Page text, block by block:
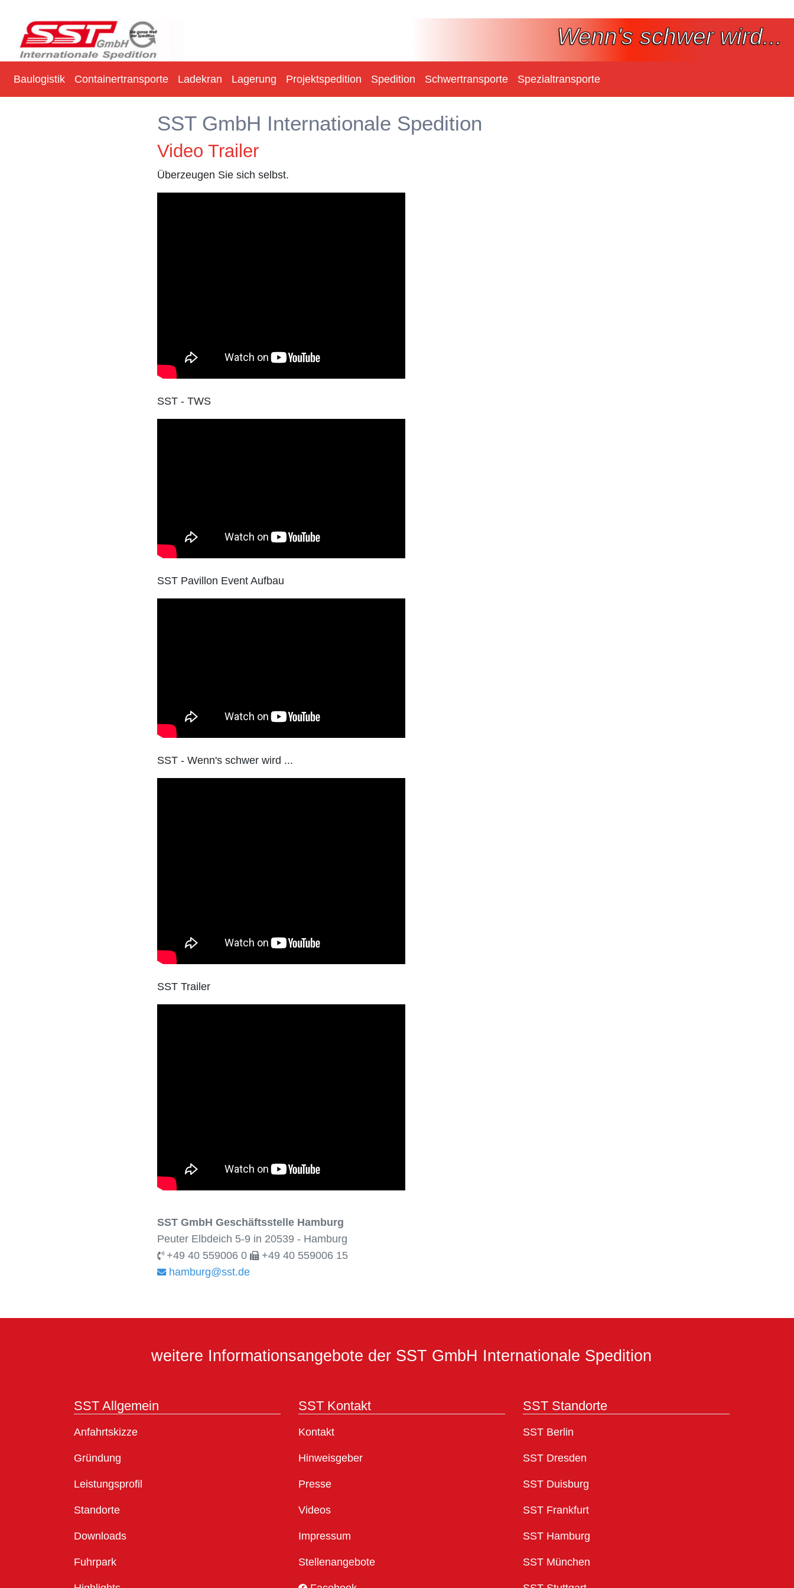
Wenn's schwer wird...
Baulogistik Containertransporte Ladekran Lagerung Projektspedition Spedition Schwertransporte Spezialtransporte
SST GmbH Internationale Spedition
Video Trailer
Überzeugen Sie sich selbst.
SST - TWS
SST Pavillon Event Aufbau
SST - Wenn's schwer wird ...
SST Trailer
SST GmbH Geschäftsstelle Hamburg
Peuter Elbdeich 5-9 in 20539 - Hamburg
+49 40 559006 0
+49 40 559006 15
hamburg@sst.de
weitere Informationsangebote der SST GmbH Internationale Spedition
SST Allgemein
Anfahrtskizze
Gründung
Leistungsprofil
Standorte
Downloads
Fuhrpark
SST Kontakt
Kontakt
Hinweisgeber
Presse
Videos
Impressum
Stellenangebote
SST Standorte
SST Berlin
SST Dresden
SST Duisburg
SST Frankfurt
SST Hamburg
SST München